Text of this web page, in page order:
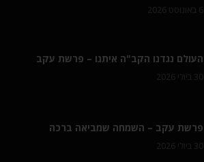
6 באוגוסט 2026
העולם נגדנו הקב"ה איתנו – פרשת עקב
30 ביולי 2026
פרשת עקב – השמחה שמביאה ברכה
30 ביולי 2026